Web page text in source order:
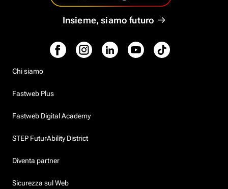
Insieme, siamo futuro
Chi siamo
Fastweb Plus
Fastweb Digital Academy
STEP FuturAbility District
Diventa partner
Sicurezza sul Web